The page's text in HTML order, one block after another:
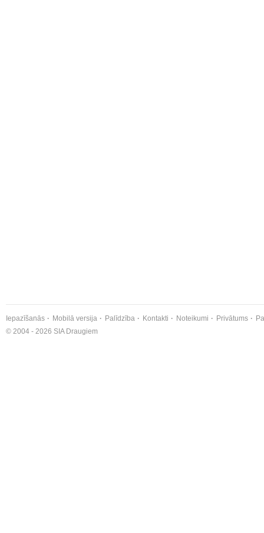
Iepazīšanās Mobilā versija Palīdzība Kontakti Noteikumi Privātums
© 2004 - 2026 SIA Draugiem